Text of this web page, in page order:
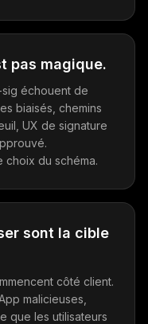
pas magique.
échouent de
biaisés, chemins
UX de signature
choix du schéma.
sont la cible
côté client.
malicieuses,
que les utilisateurs